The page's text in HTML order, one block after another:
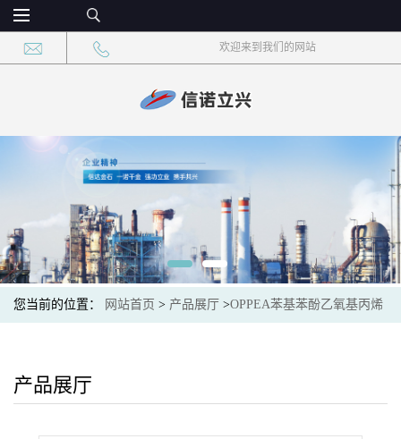
欢迎来到我们的网站
您当前的位置： 网站首页 > 产品展厅 >OPPEA苯基苯酚乙氧基丙烯
产品展厅